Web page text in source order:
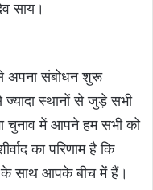
साय।
से अपना संबोधन शुरू
स्थानों से जुड़े सभी
चुनाव में आपने हम सभी को
का परिणाम है कि
साथ आपके बीच में हैं।